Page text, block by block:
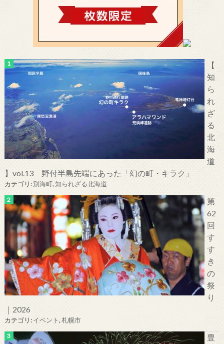
【
知
ら
れ
ざ
る
北
海
道
】vol.13 野付半島先端にあった「幻の町・キラク」
カテゴリ:別海町,知られざる北海道
第
62
回
す
す
き
の
祭
り
｜2026
カテゴリ:イベント,札幌市
豊